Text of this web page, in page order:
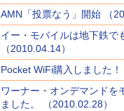
AMN「投票なう」開始 （
イー・モバイルは地下鉄で
（2010.04.14）
Pocket WiFi購入しました！
ワーナー・オンデマンドを
ました。 （2010.02.28）